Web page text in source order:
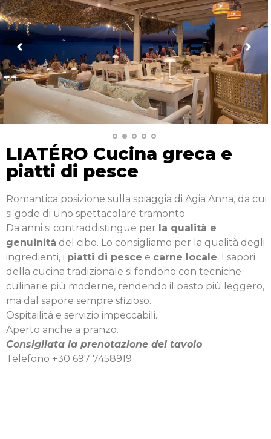
LIATÉRO Cucina greca e
piatti di pesce
Romantica posizione sulla spiaggia di Agia Anna, da cui
si gode di uno spettacolare tramonto.
Da anni si contraddistingue per la qualità e
genuinità del cibo. Lo consigliamo per la qualità degli
ingredienti, i piatti di pesce e carne locale. I sapori
della cucina tradizionale si fondono con tecniche
culinarie più moderne, rendendo il pasto più leggero,
ma dal sapore sempre sfizioso.
Ospitailitá e servizio impeccabili.
Aperto anche a pranzo.
Consigliata la prenotazione del tavolo.
Telefono +30 697 7458919